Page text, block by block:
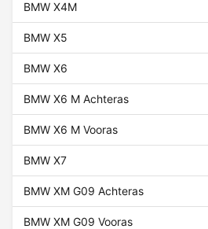
BMW X4M
BMW X5
BMW X6
BMW X6 M Achteras
BMW X6 M Vooras
BMW X7
BMW XM G09 Achteras
BMW XM G09 Vooras